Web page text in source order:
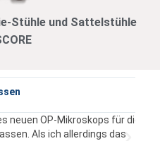
Stühle und Sattelstühle
OP-Mikroskops für die
Als ich allerdings das